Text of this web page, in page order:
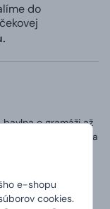
e-shopu
cookies.
do
bavlna o gramáži až
a zpevňující páska
v ČR